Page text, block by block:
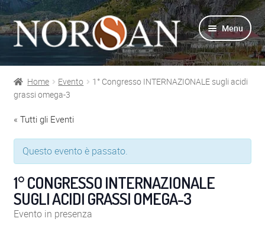
Vai
alla
navigazione
Vai
al
contenuto
Menu
Shop
Info prodotti
Info Omega-3
Azienda
Supporto
Home Evento
1° Congresso INTERNAZIONALE sugli acidi
grassi omega-3
« Tutti gli Eventi
Questo evento è passato.
1° CONGRESSO INTERNAZIONALE
SUGLI ACIDI GRASSI OMEGA-3
Evento in presenza